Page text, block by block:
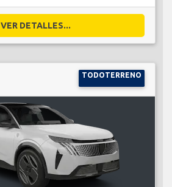
VER DETALLES...
TODOTERRENO